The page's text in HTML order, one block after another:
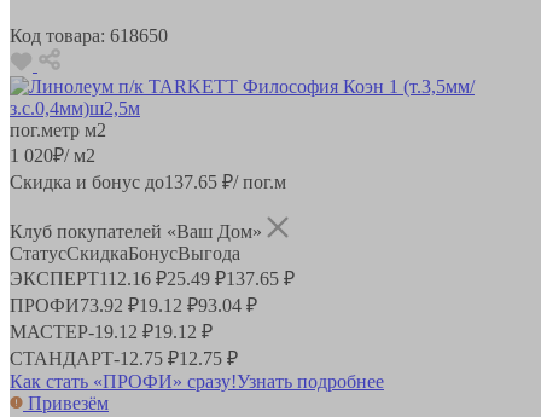
Код товара: 618650
пог.метр м2
1 020₽/ м2
Скидка и бонус до137.65 ₽/ пог.м
Клуб покупателей «Ваш Дом»
СтатусСкидкаБонусВыгода
ЭКСПЕРТ112.16 ₽25.49 ₽137.65 ₽
ПРОФИ73.92 ₽19.12 ₽93.04 ₽
МАСТЕР-19.12 ₽19.12 ₽
СТАНДАРТ-12.75 ₽12.75 ₽
Как стать «ПРОФИ» сразу!Узнать подробнее
Привезём